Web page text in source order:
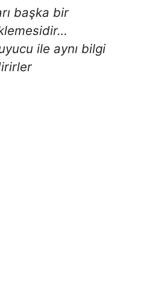
başka bir
ile aynı bilgi